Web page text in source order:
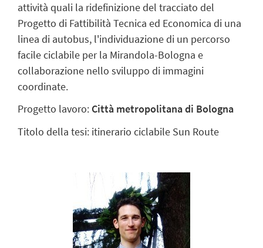
attività quali la ridefinizione del tracciato del
Progetto di Fattibilità Tecnica ed Economica di una
linea di autobus, l'individuazione di un percorso
facile ciclabile per la Mirandola-Bologna e
collaborazione nello sviluppo di immagini
coordinate.
Progetto lavoro: Città metropolitana di Bologna
Titolo della tesi: itinerario ciclabile Sun Route